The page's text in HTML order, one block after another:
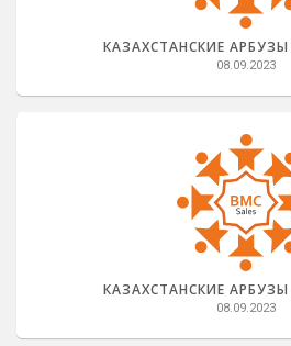
КАЗАХСТАНСКИЕ
08.09.2023
КАЗАХСТАНСКИЕ
08.09.2023